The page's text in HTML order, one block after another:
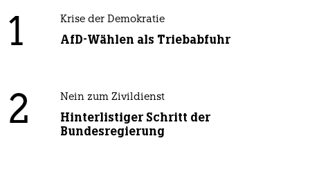
1 Krise der Demokratie
AfD-Wählen als Triebabfuhr
2 Nein zum Zivildienst
Hinterlistiger Schritt der
Bundesregierung